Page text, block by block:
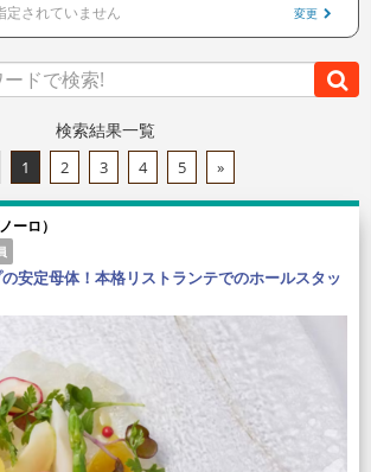
定されていません 変更
検索結果一覧
1 2 3 4 5 »
ーロ）
安定母体！本格リストランテでのホールスタッ